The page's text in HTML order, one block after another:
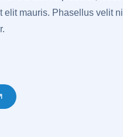
elit mauris. Phasellus velit